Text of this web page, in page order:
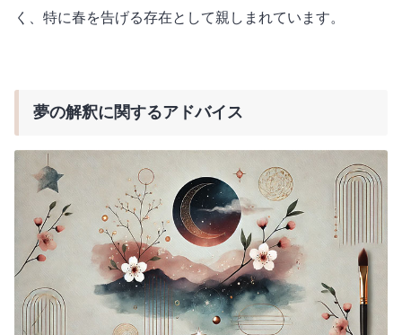
く、特に春を告げる存在として親しまれています。
夢の解釈に関するアドバイス